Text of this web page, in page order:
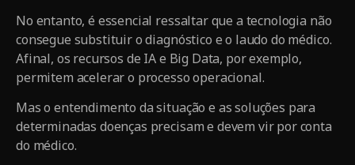
No entanto, é essencial ressaltar que a tecnologia não
consegue substituir o diagnóstico e o laudo do médico.
Afinal, os recursos de IA e Big Data, por exemplo,
permitem acelerar o processo operacional.
Mas o entendimento da situação e as soluções para
determinadas doenças precisam e devem vir por conta
do médico.